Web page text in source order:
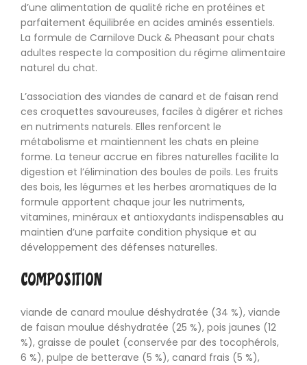
d’une alimentation de qualité riche en protéines et
parfaitement équilibrée en acides aminés essentiels.
La formule de Carnilove Duck & Pheasant pour chats
adultes respecte la composition du régime alimentaire
naturel du chat.
L’association des viandes de canard et de faisan rend
ces croquettes savoureuses, faciles à digérer et riches
en nutriments naturels. Elles renforcent le
métabolisme et maintiennent les chats en pleine
forme. La teneur accrue en fibres naturelles facilite la
digestion et l’élimination des boules de poils. Les fruits
des bois, les légumes et les herbes aromatiques de la
formule apportent chaque jour les nutriments,
vitamines, minéraux et antioxydants indispensables au
maintien d’une parfaite condition physique et au
développement des défenses naturelles.
COMPOSITION
viande de canard moulue déshydratée (34 %), viande
de faisan moulue déshydratée (25 %), pois jaunes (12
%), graisse de poulet (conservée par des tocophérols,
6 %), pulpe de betterave (5 %), canard frais (5 %),